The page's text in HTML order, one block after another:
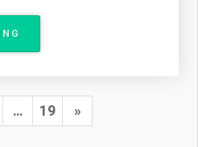
CO
MÁTE
RÁDI
… 19
Next
»